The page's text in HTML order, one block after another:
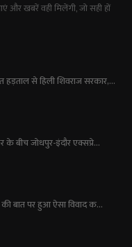
और खबरें वही मिलेंगी, जो सही हों
हड़ताल से हिली शिवराज सरकार,...
के बीच जोधपुर-इंदौर एक्सप्रे...
बात पर हुआ ऐसा विवाद क...